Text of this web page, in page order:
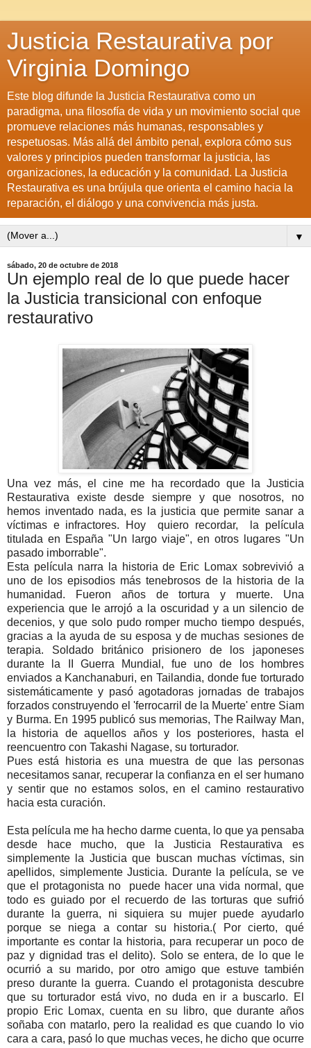
Justicia Restaurativa por
Virginia Domingo
Este blog difunde la Justicia Restaurativa como un
paradigma, una filosofía de vida y un movimiento social que
promueve relaciones más humanas, responsables y
respetuosas. Más allá del ámbito penal, explora cómo sus
valores y principios pueden transformar la justicia, las
organizaciones, la educación y la comunidad. La Justicia
Restaurativa es una brújula que orienta el camino hacia la
reparación, el diálogo y una convivencia más justa.
▼
sábado, 20 de octubre de 2018
Un ejemplo real de lo que puede hacer
la Justicia transicional con enfoque
restaurativo
Una vez más, el cine me ha recordado que la Justicia
Restaurativa existe desde siempre y que nosotros, no
hemos inventado nada, es la justicia que permite sanar a
víctimas e infractores. Hoy quiero recordar, la película
titulada en España "Un largo viaje", en otros lugares "Un
pasado imborrable".
Esta película narra la historia de Eric Lomax sobrevivió a
uno de los episodios más tenebrosos de la historia de la
humanidad. Fueron años de tortura y muerte. Una
experiencia que le arrojó a la oscuridad y a un silencio de
decenios, y que solo pudo romper mucho tiempo después,
gracias a la ayuda de su esposa y de muchas sesiones de
terapia. Soldado británico prisionero de los japoneses
durante la II Guerra Mundial, fue uno de los hombres
enviados a Kanchanaburi, en Tailandia, donde fue torturado
sistemáticamente y pasó agotadoras jornadas de trabajos
forzados construyendo el 'ferrocarril de la Muerte' entre Siam
y Burma. En 1995 publicó sus memorias, The Railway Man,
la historia de aquellos años y los posteriores, hasta el
reencuentro con Takashi Nagase, su torturador.
Pues está historia es una muestra de que las personas
necesitamos sanar, recuperar la confianza en el ser humano
y sentir que no estamos solos, en el camino restaurativo
hacia esta curación.
Esta película me ha hecho darme cuenta, lo que ya pensaba
desde hace mucho, que la Justicia Restaurativa es
simplemente la Justicia que buscan muchas víctimas, sin
apellidos, simplemente Justicia. Durante la película, se ve
que el protagonista no puede hacer una vida normal, que
todo es guiado por el recuerdo de las torturas que sufrió
durante la guerra, ni siquiera su mujer puede ayudarlo
porque se niega a contar su historia.( Por cierto, qué
importante es contar la historia, para recuperar un poco de
paz y dignidad tras el delito). Solo se entera, de lo que le
ocurrió a su marido, por otro amigo que estuve también
preso durante la guerra. Cuando el protagonista descubre
que su torturador está vivo, no duda en ir a buscarlo. El
propio Eric Lomax, cuenta en su libro, que durante años
soñaba con matarlo, pero la realidad es que cuando lo vio
cara a cara, pasó lo que muchas veces, he dicho que ocurre